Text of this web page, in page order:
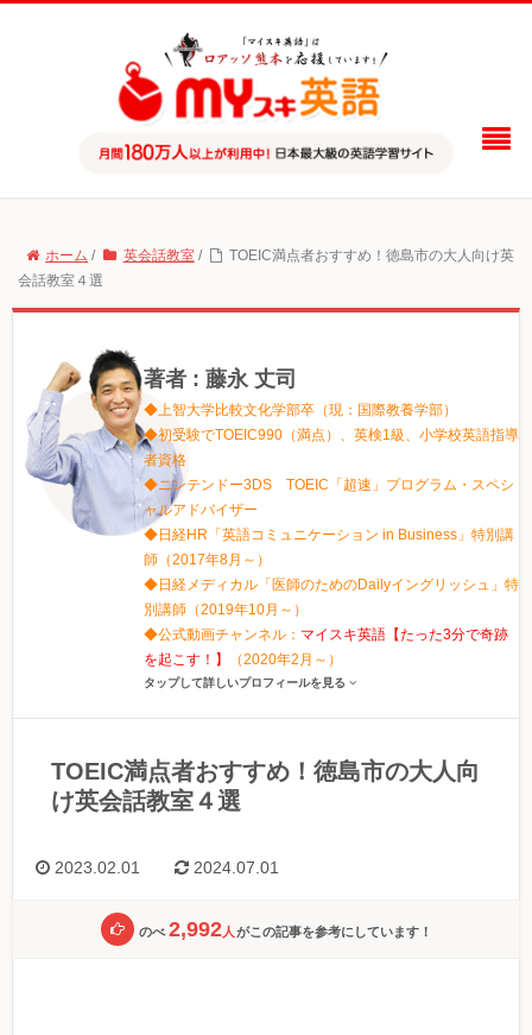
ホーム / 英会話教室 /
TOEIC満点者おすすめ！徳島市の大人向け英
会話教室４選
著者 : 藤永 丈司
◆上智大学比較文化学部卒（現：国際教養学部）
◆初受験でTOEIC990（満点）、英検1級、小学校英語指導
者資格
◆ニンテンドー3DS TOEIC「超速」プログラム・スペシ
ャルアドバイザー
◆日経HR「英語コミュニケーション in Business」特別講
師（2017年8月～）
◆日経メディカル「医師のためのDailyイングリッシュ」特
別講師（2019年10月～）
◆公式動画チャンネル： マイスキ英語【たった3分で奇跡
を起こす！】
（2020年2月～）
タップして詳しいプロフィールを見る
TOEIC満点者おすすめ！徳島市の大人向
け英会話教室４選
2023.02.01 2024.07.01
のべ 2,992人 がこの記事を参考にしています！